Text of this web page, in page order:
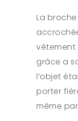
La
vêtement
grâce a
l’objet
porter
même